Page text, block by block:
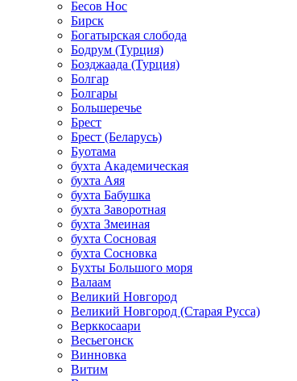
Бесов Нос
Бирск
Богатырская слобода
Бодрум (Турция)
Бозджаада (Турция)
Болгар
Болгары
Большеречье
Брест
Брест (Беларусь)
Буотама
бухта Академическая
бухта Аяя
бухта Бабушка
бухта Заворотная
бухта Змеиная
бухта Сосновая
бухта Сосновка
Бухты Большого моря
Валаам
Великий Новгород
Великий Новгород (Старая Русса)
Верккосаари
Весьегонск
Винновка
Витим